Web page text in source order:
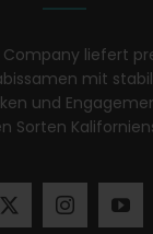
liefert
mit
und
Sorten